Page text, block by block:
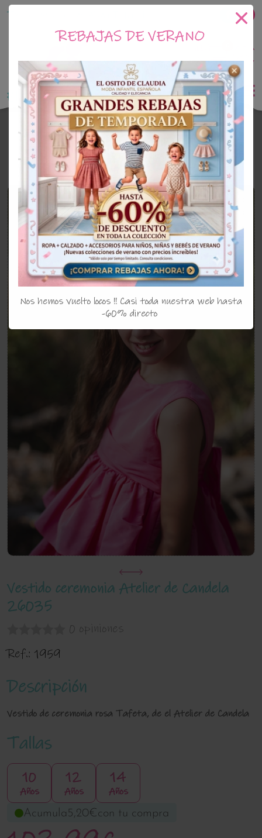
El Osito de Claudia
Tu tienda online de Moda Infantil
0€
Ceremonia Niña
CEREMONIA
Vestido ceremonia Atelier de Candela
26035
0 opiniones
Ref.: 1959
Descripción
Vestido de ceremonia rosa Tafeta, de el Atelier de Candela
Tallas
10
Años
12
Años
14
Años
Acumula 5,20€ con tu compra
REBAJAS DE VERANO
Nos hemos vuelto locos !! Casi toda nuestra web hasta
-60% directo